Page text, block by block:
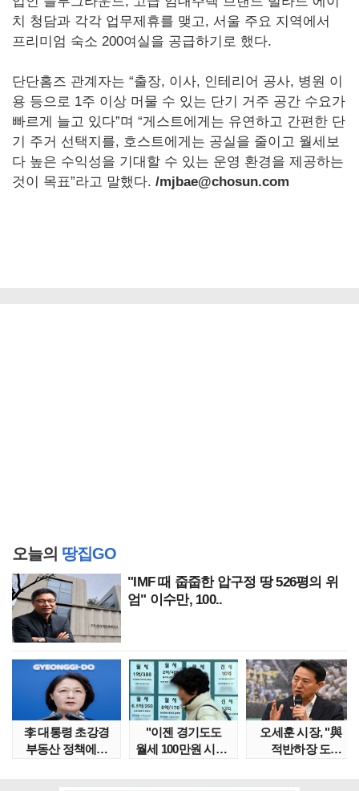
치 청담과 각각 업무제휴를 맺고, 서울 주요 지역에서
프리미엄 숙소 200여실을 공급하기로 했다.
단단홈즈 관계자는 “출장, 이사, 인테리어 공사, 병원 이
용 등으로 1주 이상 머물 수 있는 단기 거주 공간 수요가
빠르게 늘고 있다”며 “게스트에게는 유연하고 간편한 단
기 주거 선택지를, 호스트에게는 공실을 줄이고 월세보
다 높은 수익성을 기대할 수 있는 운영 환경을 제공하는
것이 목표”라고 말했다. /mjbae@chosun.com
오늘의 땅집GO
"IMF 때 줍줍한 압구정 땅 526평의 위
엄" 이수만, 100..
李 대통령 초강경
부동산 정책에…
"이젠 경기도도
월세 100만원 시대"
오세훈 시장, "與
적반하장 도